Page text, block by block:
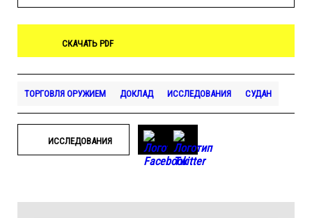
СКАЧАТЬ PDF
ТОРГОВЛЯ ОРУЖИЕМ ДОКЛАД ИССЛЕДОВАНИЯ СУДАН
ИССЛЕДОВАНИЯ